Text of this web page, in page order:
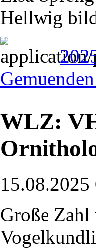
Hellwig
WLZ:
15.08.2025
Große Zahl